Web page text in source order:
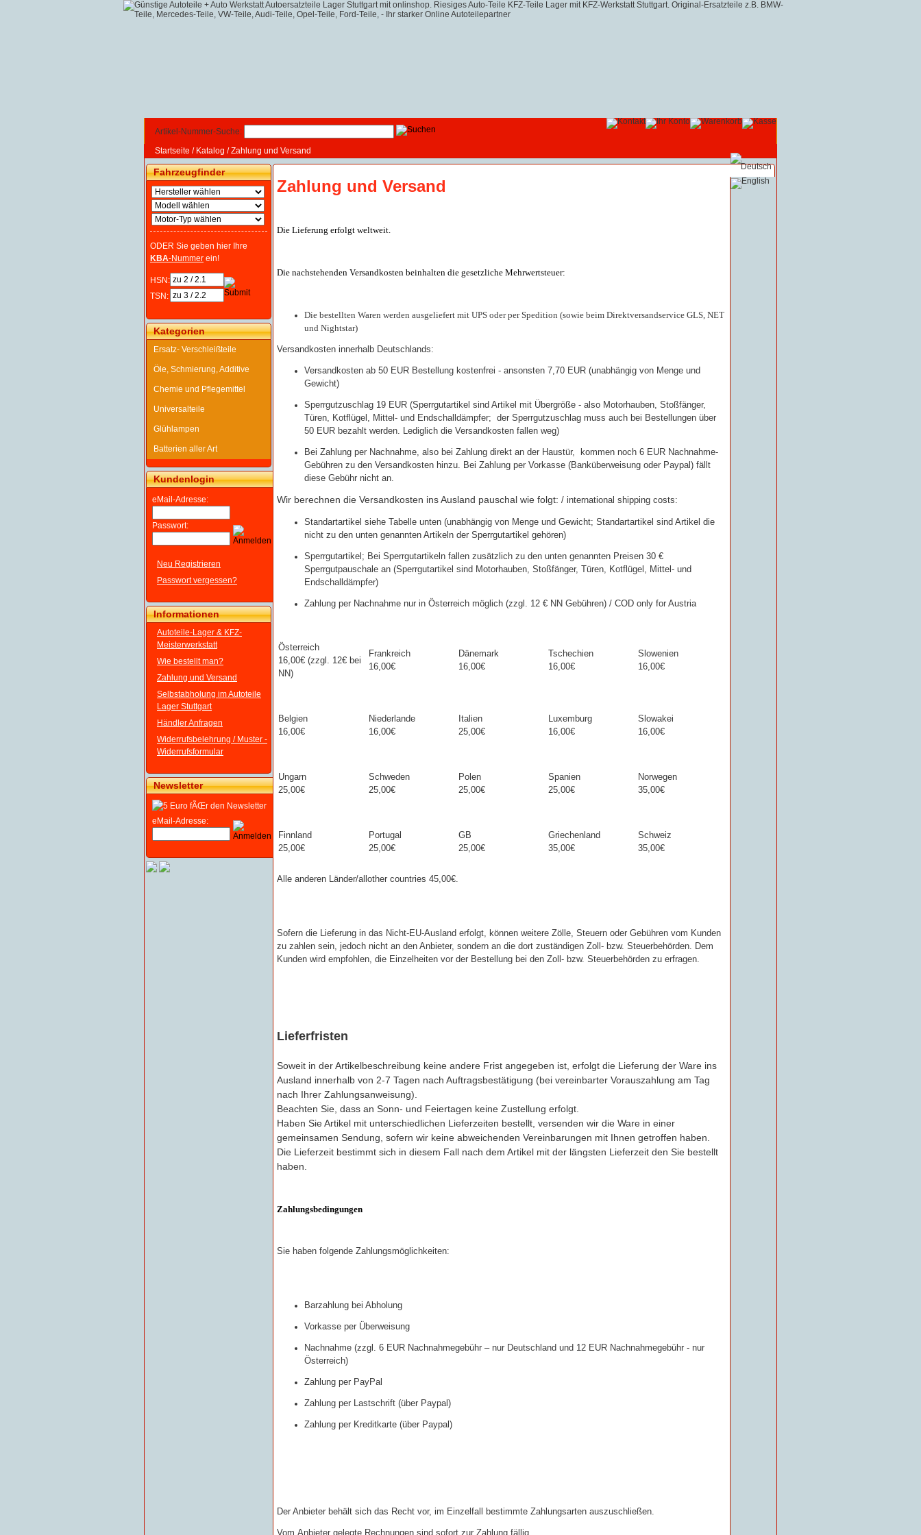
Artikel-Nummer-Suche:
Startseite / Katalog /Zahlung und Versand
Fahrzeugfinder
ODER Sie geben hier Ihre
KBA-Nummer ein!
HSN:
TSN:
Kategorien
Ersatz- Verschleißteile
Öle, Schmierung, Additive
Chemie und Pflegemittel
Universalteile
Glühlampen
Batterien aller Art
Kundenlogin
eMail-Adresse:
Passwort:
Neu Registrieren
Passwort vergessen?
Informationen
Autoteile-Lager & KFZ-
Meisterwerkstatt
Wie bestellt man?
Zahlung und Versand
Selbstabholung im Autoteile
Lager Stuttgart
Händler Anfragen
Widerrufsbelehrung / Muster -
Widerrufsformular
Newsletter
eMail-Adresse:
Zahlung und Versand
Die Lieferung erfolgt weltweit.
Die nachstehenden Versandkosten beinhalten die gesetzliche Mehrwertsteuer:
Die bestellten Waren werden ausgeliefert mit UPS oder per Spedition (sowie beim Direktversandservice GLS, NET
und Nightstar)
Versandkosten innerhalb Deutsch lands:
Versandkosten ab 50 EUR Bestellung kostenfrei - ansonsten 7,70 EUR (unabhängig von Menge und
Gewicht)
Sperrgutzuschlag 19 EUR (Sperrgutartikel sind Artikel mit Übergröße - also Motorhauben, Stoßfänger,
Türen, Kotflügel, Mittel- und Endschalldämpfer; der Sperrgutzuschlag muss auch bei Bestellungen über
50 EUR bezahlt werden. Lediglich die Versandkosten fallen weg)
Bei Zahlung per Nachnahme, also bei Zahlung direkt an der Haustür, kommen noch 6 EUR Nachnahme-
Gebühren zu den Versandkosten hinzu. Bei Zahlung per Vorkasse (Banküberweisung oder Paypal) fällt
diese Gebühr nicht an.
Wir berechnen die Versandkosten ins Ausland pauschal wie folgt: / international shipping costs:
Standartartikel siehe Tabelle unten (unabhängig von Menge und Gewicht; Standartartikel sind Artikel die
nicht zu den unten genannten Artikeln der Sperrgutartikel gehören)
Sperrgutartikel; Bei Sperrgutartikeln fallen zusätzlich zu den unten genannten Preisen 30 €
Sperrgutpauschale an (Sperrgutartikel sind Motorhauben, Stoßfänger, Türen, Kotflügel, Mittel- und
Endschalldämpfer)
Zahlung per Nachnahme nur in Österreich möglich (zzgl. 12 € NN Gebühren) / COD only for Austria
Österreich
16,00€ (zzgl. 12€ bei
NN)
Frankreich
16,00€
Dänemark
16,00€
Tschechien
16,00€
Slowenien
16,00€
Belgien
16,00€
Niederlande
16,00€
Italien
25,00€
Luxemburg
16,00€
Slowakei
16,00€
Ungarn
25,00€
Schweden
25,00€
Polen
25,00€
Spanien
25,00€
Norwegen
35,00€
Finnland
25,00€
Portugal
25,00€
GB
25,00€
Griechenland
35,00€
Schweiz
35,00€
Alle anderen Länder/allother countries 45,00€.
Sofern die Lieferung in das Nicht-EU-Ausland erfolgt, können weitere Zölle, Steuern oder Gebühren vom Kunden
zu zahlen sein, jedoch nicht an den Anbieter, sondern an die dort zuständigen Zoll- bzw. Steuerbehörden. Dem
Kunden wird empfohlen, die Einzelheiten vor der Bestellung bei den Zoll- bzw. Steuerbehörden zu erfragen.
Lieferfristen
Soweit in der Artikelbeschreibung keine andere Frist angegeben ist, erfolgt die Lieferung der Ware ins
Ausland innerhalb von 2-7 Tagen nach Auftragsbestätigung (bei vereinbarter Vorauszahlung am Tag
nach Ihrer Zahlungsanweisung).
Beachten Sie, dass an Sonn- und Feiertagen keine Zustellung erfolgt.
Haben Sie Artikel mit unterschiedlichen Lieferzeiten bestellt, versenden wir die Ware in einer
gemeinsamen Sendung, sofern wir keine abweichenden Vereinbarungen mit Ihnen getroffen haben.
Die Lieferzeit bestimmt sich in diesem Fall nach dem Artikel mit der längsten Lieferzeit den Sie bestellt
haben.
Zahlungsbedingungen
Sie haben folgende Zahlungsmöglichkeiten:
Barzahlung bei Abholung
Vorkasse per Überweisung
Nachnahme (zzgl. 6 EUR Nachnahmegebühr – nur Deutschland und 12 EUR Nachnahmegebühr - nur
Österreich)
Zahlung per PayPal
Zahlung per Lastschrift (über Paypal)
Zahlung per Kreditkarte (über Paypal)
Der Anbieter behält sich das Recht vor, im Einzelfall bestimmte Zahlungsarten auszuschließen.
Vom Anbieter gelegte Rechnungen sind sofort zur Zahlung fällig.